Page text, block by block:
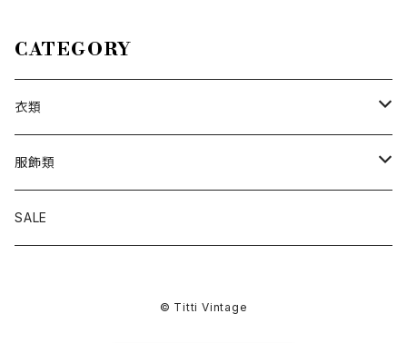
CATEGORY
衣類
トップス
カットソー
ボトムス
服飾類
バッグ
SALE
© Titti Vintage